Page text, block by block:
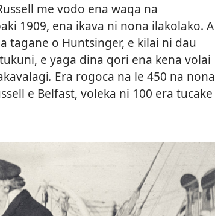
me vodo ena waqa na
1909, ena ikava ni nona ilakolako. A
tagane o Huntsinger, e kilai ni dau
e yaga dina qori ena kena volai
. Era rogoca na le 450 na nona
e Belfast, voleka ni 100 era tucake